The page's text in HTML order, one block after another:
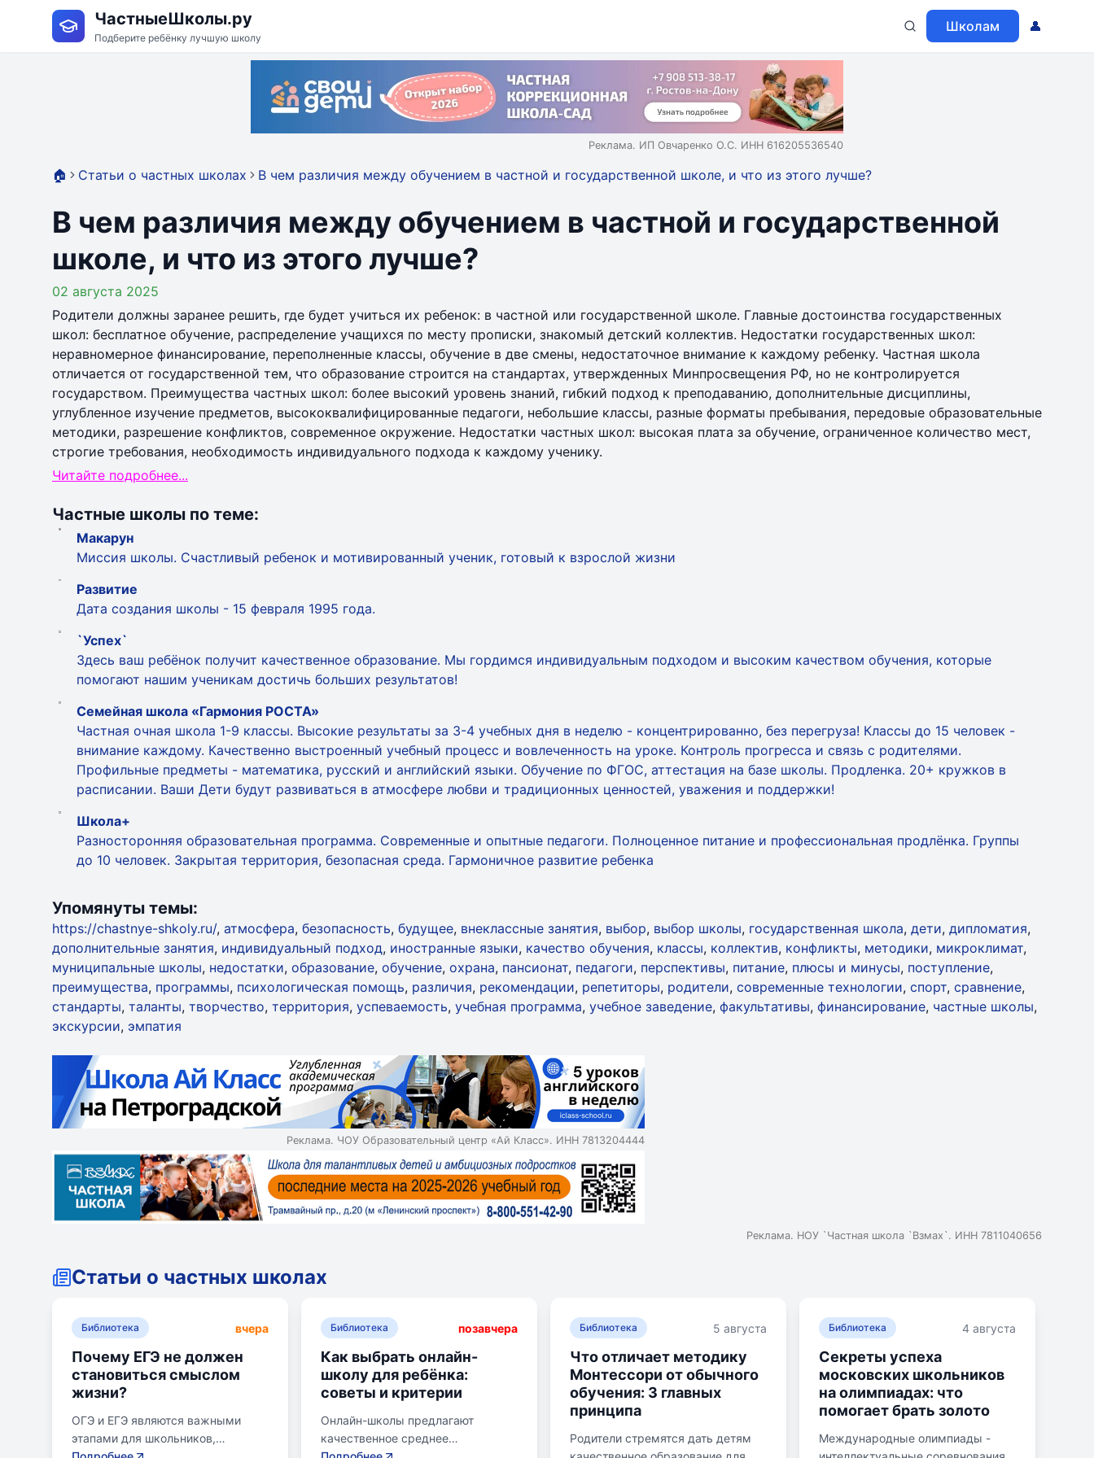
ЧастныеШколы.ру
Подберите ребёнку лучшую школу
Школам 👤
Реклама. ИП Овчаренко О.С. ИНН 616205536540
🏠 Статьи о частных школах В чем различия между обучением в частной и государственной школе, и что из этого лучше?
В чем различия между обучением в частной и государственной
школе, и что из этого лучше?
02 августа 2025
Родители должны заранее решить, где будет учиться их ребенок: в частной или государственной школе. Главные достоинства государственных
школ: бесплатное обучение, распределение учащихся по месту прописки, знакомый детский коллектив. Недостатки государственных школ:
неравномерное финансирование, переполненные классы, обучение в две смены, недостаточное внимание к каждому ребенку. Частная школа
отличается от государственной тем, что образование строится на стандартах, утвержденных Минпросвещения РФ, но не контролируется
государством. Преимущества частных школ: более высокий уровень знаний, гибкий подход к преподаванию, дополнительные дисциплины,
углубленное изучение предметов, высококвалифицированные педагоги, небольшие классы, разные форматы пребывания, передовые образовательные
методики, разрешение конфликтов, современное окружение. Недостатки частных школ: высокая плата за обучение, ограниченное количество мест,
строгие требования, необходимость индивидуального подхода к каждому ученику.
Читайте подробнее...
Частные школы по теме:
Макарун
Миссия школы. Счастливый ребенок и мотивированный ученик, готовый к взрослой жизни
Развитие
Дата создания школы - 15 февраля 1995 года.
`Успех`
Здесь ваш ребёнок получит качественное образование. Мы гордимся индивидуальным подходом и высоким качеством обучения, которые
помогают нашим ученикам достичь больших результатов!
Семейная школа «Гармония РОСТА»
Частная очная школа 1-9 классы. Высокие результаты за 3-4 учебных дня в неделю - концентрированно, без перегруза! Классы до 15 человек -
внимание каждому. Качественно выстроенный учебный процесс и вовлеченность на уроке. Контроль прогресса и связь с родителями.
Профильные предметы - математика, русский и английский языки. Обучение по ФГОС, аттестация на базе школы. Продленка. 20+ кружков в
расписании. Ваши Дети будут развиваться в атмосфере любви и традиционных ценностей, уважения и поддержки!
Школа+
Разносторонняя образовательная программа. Современные и опытные педагоги. Полноценное питание и профессиональная продлёнка. Группы
до 10 человек. Закрытая территория, безопасная среда. Гармоничное развитие ребенка
Упомянуты темы:
https://chastnye-shkoly.ru/, атмосфера, безопасность, будущее, внеклассные занятия, выбор, выбор школы, государственная школа, дети, дипломатия,
дополнительные занятия, индивидуальный подход, иностранные языки, качество обучения, классы, коллектив, конфликты, методики, микроклимат,
муниципальные школы, недостатки, образование, обучение, охрана, пансионат, педагоги, перспективы, питание, плюсы и минусы, поступление,
преимущества, программы, психологическая помощь, различия, рекомендации, репетиторы, родители, современные технологии, спорт, сравнение,
стандарты, таланты, творчество, территория, успеваемость, учебная программа, учебное заведение, факультативы, финансирование, частные школы,
экскурсии, эмпатия
Реклама. ЧОУ Образовательный центр «Ай Класс». ИНН 7813204444
Реклама. НОУ `Частная школа `Взмах`. ИНН 7811040656
Статьи о частных школах
Библиотека вчера
Почему ЕГЭ не должен
становиться смыслом
жизни?
ОГЭ и ЕГЭ являются важными
этапами для школьников,
Библиотека позавчера
Как выбрать онлайн-
школу для ребёнка:
советы и критерии
Онлайн-школы предлагают
качественное среднее
Библиотека 5 августа
Что отличает методику
Монтессори от обычного
обучения: 3 главных
принципа
Родители стремятся дать детям
Библиотека 4 августа
Секреты успеха
московских школьников
на олимпиадах: что
помогает брать золото
Международные олимпиады -